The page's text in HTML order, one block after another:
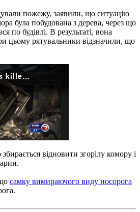
пожежу, заявили, що ситуацію
була побудована з дерева, через що
по будівлі. В результаті, вона
цьому рятувальники відзначили, що
відновити згорілу комору і
самку вимираючого виду носорога